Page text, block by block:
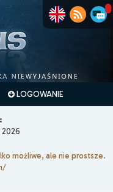
LOGOWANIE
2026
możliwe, ale nie prostsze.